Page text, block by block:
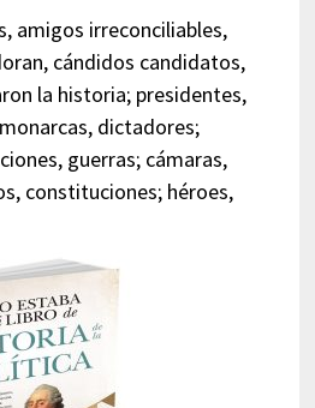
amigos irreconciliables,
cándidos candidatos,
la historia; presidentes,
dictadores;
guerras; cámaras,
constituciones; héroes,